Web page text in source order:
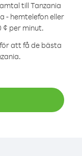
till Tanzania
- hemtelefon eller
¢ per minut.
att få de bästa